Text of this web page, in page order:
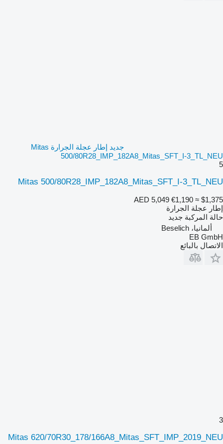
جديد إطار عجلة الجرارة Mitas
500/80R28_IMP_182A8_Mitas_SFT_I-3_TL_NEU
5
Mitas 500/80R28_IMP_182A8_Mitas_SFT_I-3_TL_NEU
AED 5,049 €1,190 ≈ $1,375
إطار عجلة الجرارة
حالة المركبة جديد
ألمانيا، Beselich
EB GmbH
الاتصال بالبائع
3
Mitas 620/70R30_178/166A8_Mitas_SFT_IMP_2019_NEU